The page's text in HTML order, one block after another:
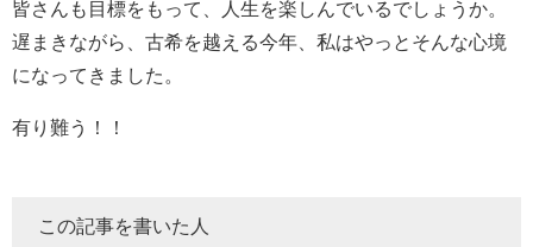
皆さんも目標をもって、人生を楽しんでいるでしょうか。
遅まきながら、古希を越える今年、私はやっとそんな心境
になってきました。
有り難う！！
この記事を書いた人